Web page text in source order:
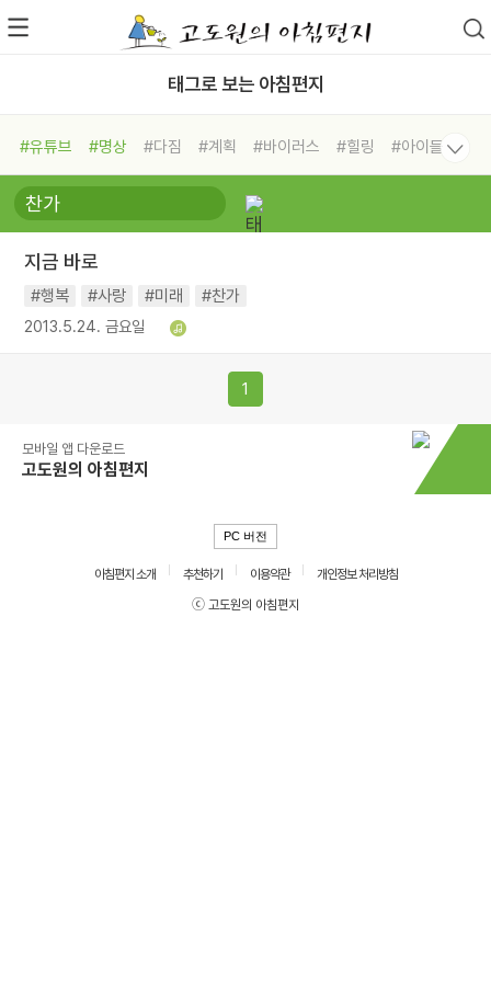
태그로 보는 아침편지
#유튜브 #명상 #다짐 #계획 #바이러스 #힐링
#아이들
#비전캠프
#독서캠프 #삶
#희망
#나눔 #친구 #링컨학교
#독서
#건강
지금 바로
#행복 #사랑 #미래 #찬가
2013.5.24. 금요일
1
모바일 앱 다운로드
고도원의 아침편지
PC 버전
아침편지 소개 추천하기 이용약관
개인정보 처리방침
ⓒ 고도원의 아침편지